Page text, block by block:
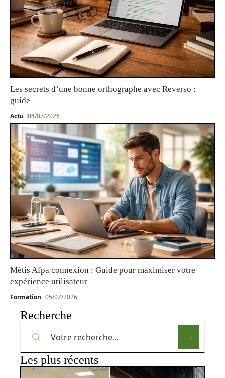
Les secrets d’une bonne orthographe avec Reverso :
guide
Actu 04/07/2026
Mètis Afpa connexion : Guide pour maximiser votre
expérience utilisateur
Formation 05/07/2026
Recherche
Les plus récents